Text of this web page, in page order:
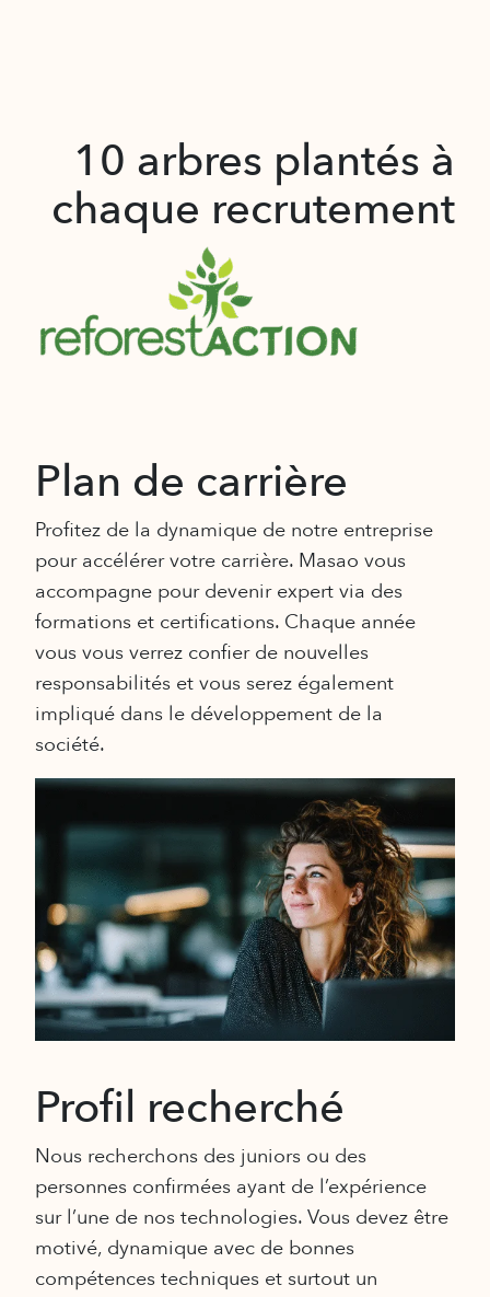
10 arbres plantés à
chaque recrutement
Plan de carrière
Profitez de la dynamique de notre entreprise
pour accélérer votre carrière. Masao vous
accompagne pour devenir expert via des
formations et certifications. Chaque année
vous vous verrez confier de nouvelles
responsabilités et vous serez également
impliqué dans le développement de la
société.
Profil recherché
Nous recherchons des juniors ou des
personnes confirmées ayant de l’expérience
sur l’une de nos technologies. Vous devez être
motivé, dynamique avec de bonnes
compétences techniques et surtout un